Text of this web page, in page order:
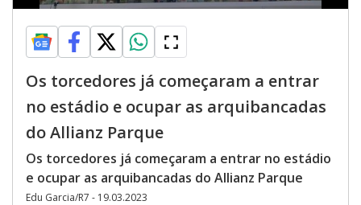
Os torcedores já começaram a entrar
no estádio e ocupar as arquibancadas
do Allianz Parque
Os torcedores já começaram a entrar no estádio
e ocupar as arquibancadas do Allianz Parque
Edu Garcia/R7 - 19.03.2023